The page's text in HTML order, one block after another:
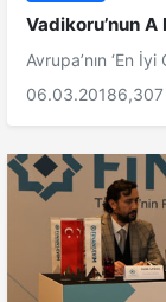
Vadikoru’nun A
Avrupa’nın ‘En
06.03.2018